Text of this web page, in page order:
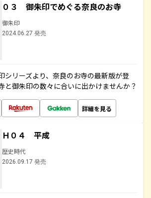
０３ 御朱印でめぐる奈良のお寺
御朱印
2024.06.27 発売
シリーズより、奈良のお寺の最新版が登
と御朱印の数々に合いに出かけませんか？
詳細を見る
Ｈ０４ 平成
歴史時代
2026.09.17 発売